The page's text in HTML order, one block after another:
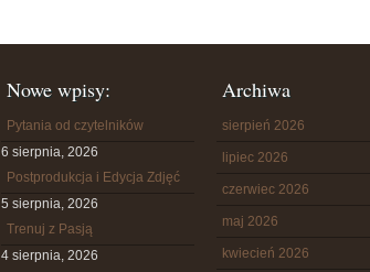
Nowe wpisy:
Pytania od czytelników
6 sierpnia, 2026
Postprodukcja i Edycja Zdjęć
5 sierpnia, 2026
Trenuj z Pasją
4 sierpnia, 2026
Archiwa
sierpień 2026
lipiec 2026
czerwiec 2026
maj 2026
kwiecień 2026